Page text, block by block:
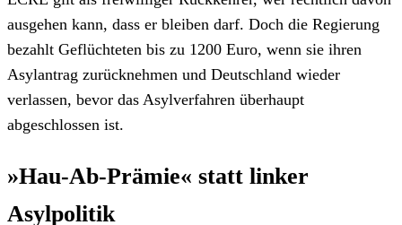
ausgehen kann, dass er bleiben darf. Doch die Regierung
bezahlt Geflüchteten bis zu 1200 Euro, wenn sie ihren
Asylantrag zurücknehmen und Deutschland wieder
verlassen, bevor das Asylverfahren überhaupt
abgeschlossen ist.
»Hau-Ab-Prämie« statt linker
Asylpolitik